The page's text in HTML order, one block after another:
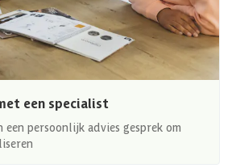
een specialist
persoonlijk advies gesprek om